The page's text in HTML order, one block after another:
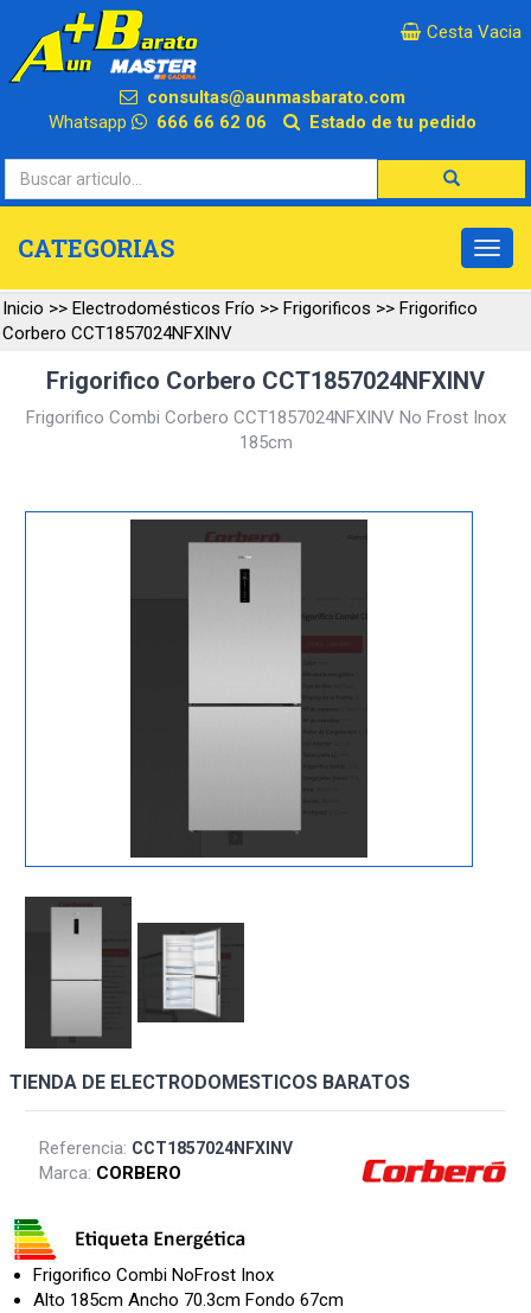
×
Cesta Vacia
consultas@aunmasbarato.com
Whatsapp
666 66 62 06 Estado de tu pedido
CATEGORIAS
Inicio >> Electrodomésticos Frío >> Frigorificos >> Frigorifico
Corbero CCT1857024NFXINV
Frigorifico Corbero CCT1857024NFXINV
Frigorifico Combi Corbero CCT1857024NFXINV No Frost Inox
185cm
TIENDA DE ELECTRODOMESTICOS BARATOS
Referencia: CCT1857024NFXINV
Marca: CORBERO
Frigorifico Combi NoFrost Inox
Alto 185cm Ancho 70.3cm Fondo 67cm